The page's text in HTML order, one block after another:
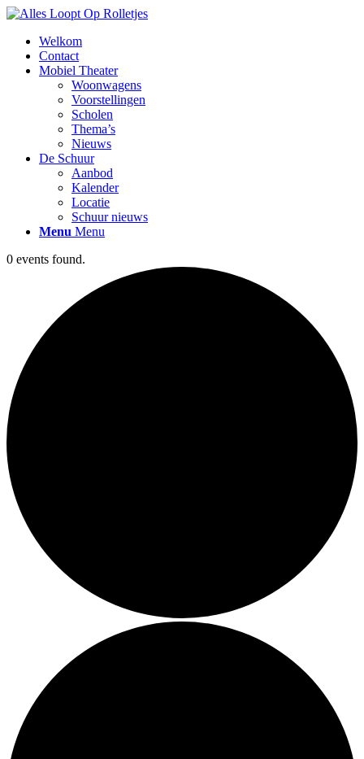
Welkom
Contact
Mobiel Theater
Woonwagens
Voorstellingen
Scholen
Thema’s
Nieuws
De Schuur
Aanbod
Kalender
Locatie
Schuur nieuws
Menu Menu
0 events found.